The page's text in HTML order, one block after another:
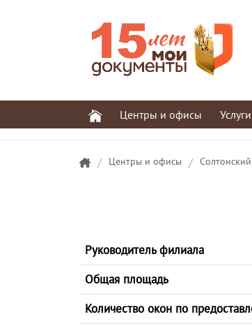
Центры и офисы Услуги
/ Центры и офисы /
Руководитель филиала
Общая площадь
Количество окон по